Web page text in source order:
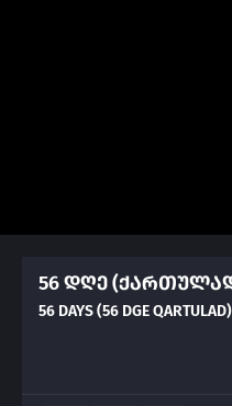
56 დღე
56 DAYS (56 DGE